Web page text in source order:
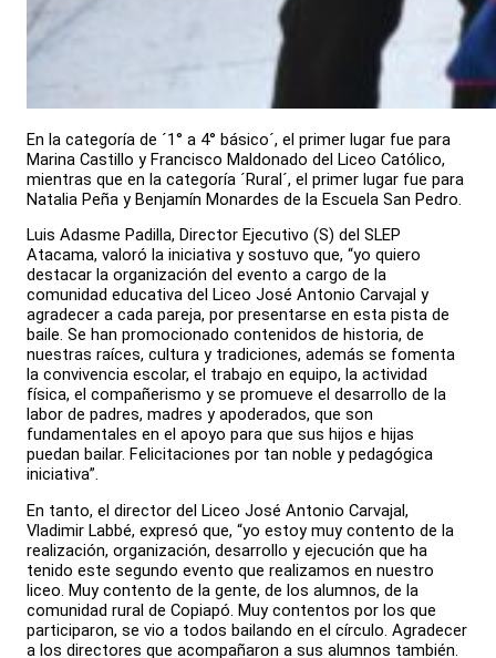
En la categoría de ´1° a 4° básico´, el primer lugar fue para
Marina Castillo y Francisco Maldonado del Liceo Católico,
mientras que en la categoría ´Rural´, el primer lugar fue para
Natalia Peña y Benjamín Monardes de la Escuela San Pedro.
Luis Adasme Padilla, Director Ejecutivo (S) del SLEP
Atacama, valoró la iniciativa y sostuvo que, “yo quiero
destacar la organización del evento a cargo de la
comunidad educativa del Liceo José Antonio Carvajal y
agradecer a cada pareja, por presentarse en esta pista de
baile. Se han promocionado contenidos de historia, de
nuestras raíces, cultura y tradiciones, además se fomenta
la convivencia escolar, el trabajo en equipo, la actividad
física, el compañerismo y se promueve el desarrollo de la
labor de padres, madres y apoderados, que son
fundamentales en el apoyo para que sus hijos e hijas
puedan bailar. Felicitaciones por tan noble y pedagógica
iniciativa”.
En tanto, el director del Liceo José Antonio Carvajal,
Vladimir Labbé, expresó que, “yo estoy muy contento de la
realización, organización, desarrollo y ejecución que ha
tenido este segundo evento que realizamos en nuestro
liceo. Muy contento de la gente, de los alumnos, de la
comunidad rural de Copiapó. Muy contentos por los que
participaron, se vio a todos bailando en el círculo. Agradecer
a los directores que acompañaron a sus alumnos también.